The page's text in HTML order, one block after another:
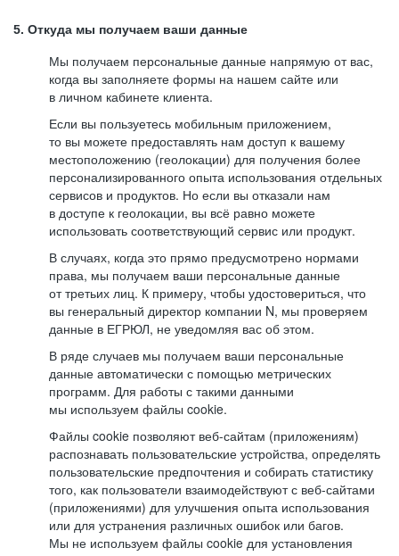
5. Откуда мы получаем ваши данные
Мы получаем персональные данные напрямую от вас,
когда вы заполняете формы на нашем сайте или
в личном кабинете клиента.
Если вы пользуетесь мобильным приложением,
то вы можете предоставлять нам доступ к вашему
местоположению (геолокации) для получения более
персонализированного опыта использования отдельных
сервисов и продуктов. Но если вы отказали нам
в доступе к геолокации, вы всё равно можете
использовать соответствующий сервис или продукт.
В случаях, когда это прямо предусмотрено нормами
права, мы получаем ваши персональные данные
от третьих лиц. К примеру, чтобы удостовериться, что
вы генеральный директор компании N, мы проверяем
данные в ЕГРЮЛ, не уведомляя вас об этом.
В ряде случаев мы получаем ваши персональные
данные автоматически с помощью метрических
программ. Для работы с такими данными
мы используем файлы cookie.
Файлы cookie позволяют веб-сайтам (приложениям)
распознавать пользовательские устройства, определять
пользовательские предпочтения и собирать статистику
того, как пользователи взаимодействуют с веб-сайтами
(приложениями) для улучшения опыта использования
или для устранения различных ошибок или багов.
Мы не используем файлы cookie для установления